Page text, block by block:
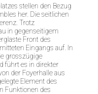
stellen den Bezug
her. Die seitlichen
Trotz
in gegenseitigem
Front des
Eingangs auf. In
grosszügige
führt es in direkter
der Foyerhalle aus
Element des
Funktionen des